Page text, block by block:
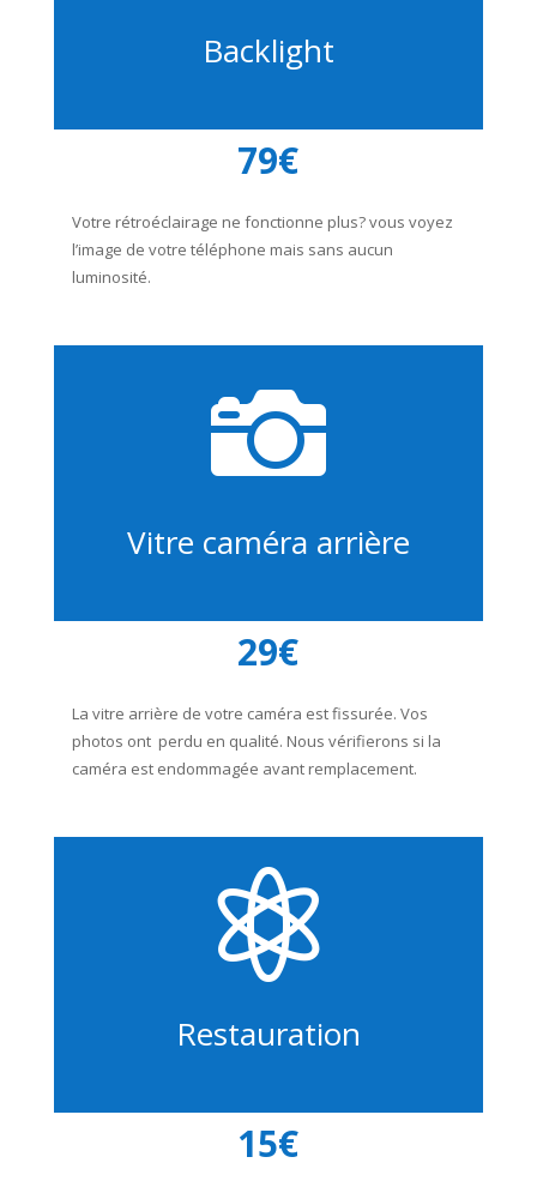
Backlight
79€
Votre rétroéclairage ne fonctionne plus? vous voyez
l’image de votre téléphone mais sans aucun
luminosité.

Vitre caméra arrière
29€
La vitre arrière de votre caméra est fissurée. Vos
photos ont perdu en qualité. Nous vérifierons si la
caméra est endommagée avant remplacement.

Restauration
15€